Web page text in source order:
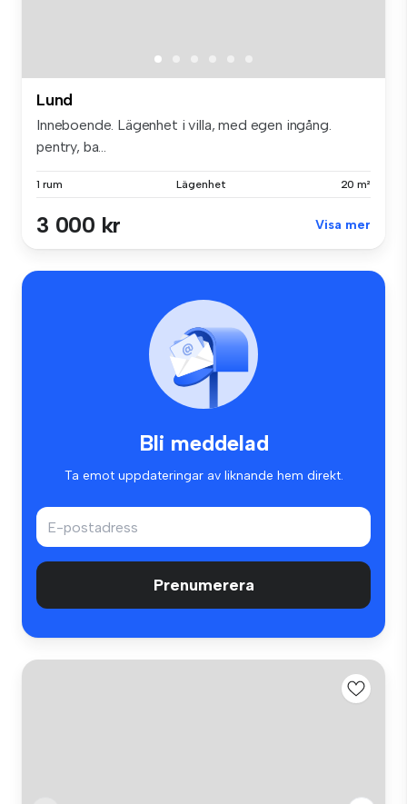
Lund
Inneboende. Lägenhet i villa, med egen ingång.
pentry, ba...
1 rum Lägenhet 20 m²
3 000 kr Visa mer
Bli meddelad
Ta emot uppdateringar av liknande hem direkt.
Prenumerera